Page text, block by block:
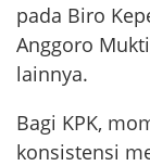
pada Biro
Anggoro
lainnya.
Bagi KPK,
konsistensi